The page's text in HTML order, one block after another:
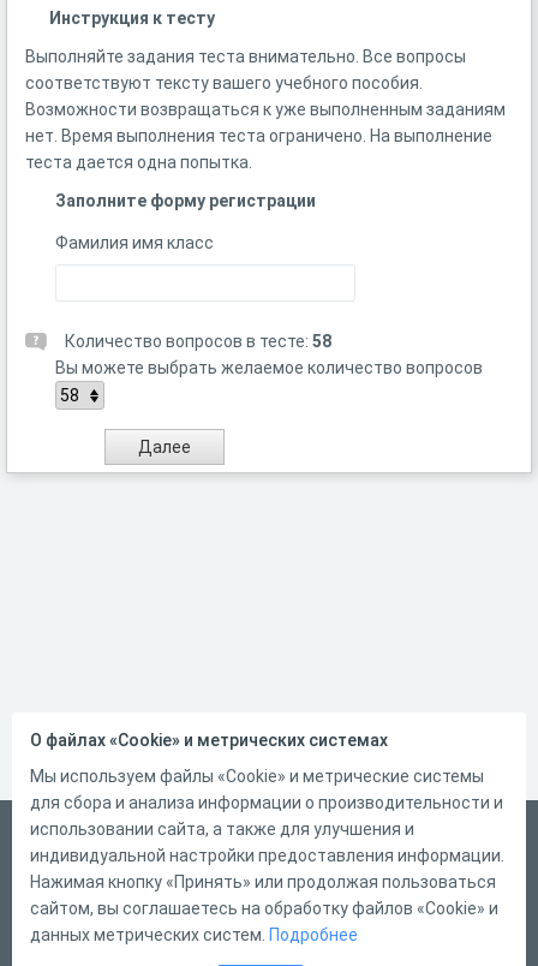
Инструкция к тесту
Выполняйте задания теста внимательно. Все вопросы
соответствуют тексту вашего учебного пособия.
Возможности возвращаться к уже выполненным заданиям
нет. Время выполнения теста ограничено. На выполнение
теста дается одна попытка.
Заполните форму регистрации
Фамилия имя класс
Количество вопросов в тесте: 58
Вы можете выбрать желаемое количество вопросов
Русский
Справка
Форма обратной связи
О файлах «Cookie» и метрических системах
Мы используем файлы «Cookie» и метрические системы
для сбора и анализа информации о производительности и
использовании сайта, а также для улучшения и
индивидуальной настройки предоставления информации.
Нажимая кнопку «Принять» или продолжая пользоваться
сайтом, вы соглашаетесь на обработку файлов «Cookie» и
данных метрических систем. Подробнее